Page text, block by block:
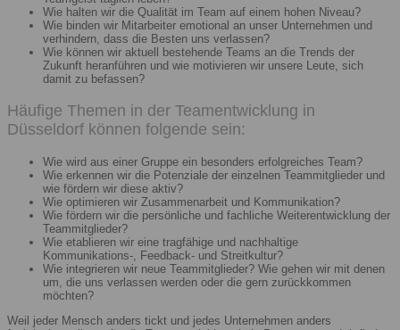
Wie halten wir die Qualität im Team auf einem hohen Niveau?
Wie binden wir Mitarbeiter emotional an unser Unternehmen und
verhindern, dass die Besten uns verlassen?
Wie können wir aktuell bestehende Teams an die Trends der
Zukunft heranführen und wie motivieren wir unsere Leute, sich
damit zu befassen?
Häufige Themen in der Teamentwicklung in
Düsseldorf können folgende sein:
Wie wird aus einer Gruppe ein besonders erfolgreiches Team?
Wie erkennen wir die Potenziale der einzelnen Teammitglieder und
wie fördern wir diese aktiv?
Wie optimieren wir Zusammenarbeit und Kommunikation?
Wie fördern wir die persönliche und fachliche Weiterentwicklung der
Teammitglieder?
Wie etablieren wir eine tragfähige und nachhaltige
Kommunikations-, Feedback- und Streitkultur?
Wie integrieren wir neue Teammitglieder? Wie gehen wir mit denen
um, die uns verlassen werden oder die gern zurückkommen
möchten?
Weil jeder Mensch anders tickt und jedes Unternehmen anders